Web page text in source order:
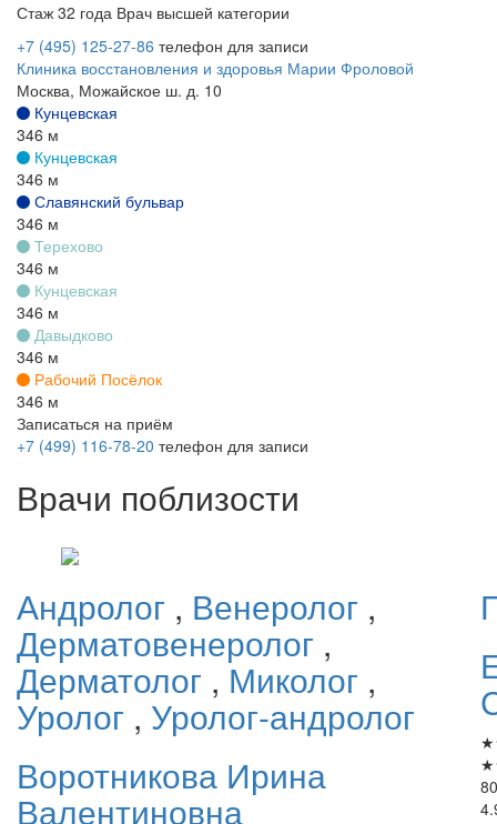
Стаж 32 года Врач высшей категории
+7 (495) 125-27-86 телефон для записи
Клиника восстановления и здоровья Марии Фроловой
Москва, Можайское ш. д. 10
Кунцевская
346 м
Кунцевская
346 м
Славянский бульвар
346 м
Терехово
346 м
Кунцевская
346 м
Давыдково
346 м
Рабочий Посёлок
346 м
Записаться на приём
+7 (499) 116-78-20 телефон для записи
Врачи поблизости
Андролог , Венеролог ,
Дерматовенеролог ,
Дерматолог , Миколог ,
Уролог , Уролог-андролог
Воротникова Ирина
Валентиновна
★
★